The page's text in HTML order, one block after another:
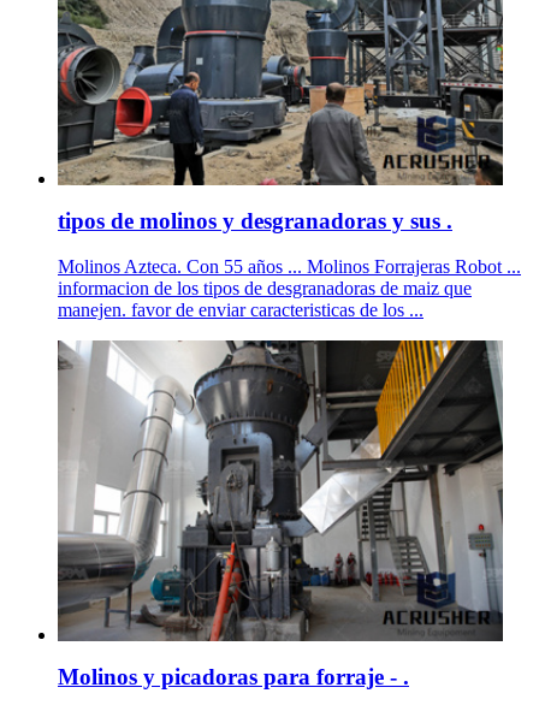
tipos de molinos y desgranadoras y sus .
Molinos Azteca. Con 55 años ... Molinos Forrajeras Robot ...
informacion de los tipos de desgranadoras de maiz que
manejen. favor de enviar caracteristicas de los ...
Molinos y picadoras para forraje - .